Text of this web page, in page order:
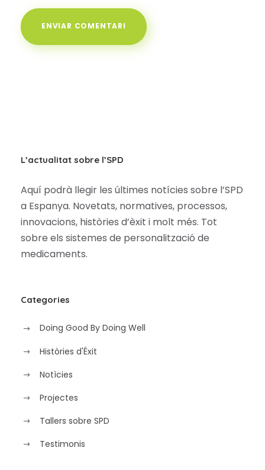
L’actualitat sobre l’SPD
Aquí podrà llegir les últimes notícies sobre l’SPD
a Espanya. Novetats, normatives, processos,
innovacions, històries d’èxit i molt més. Tot
sobre els sistemes de personalització de
medicaments.
Categories
Doing Good By Doing Well
Històries d'Éxit
Notìcies
Projectes
Tallers sobre SPD
Testimonis